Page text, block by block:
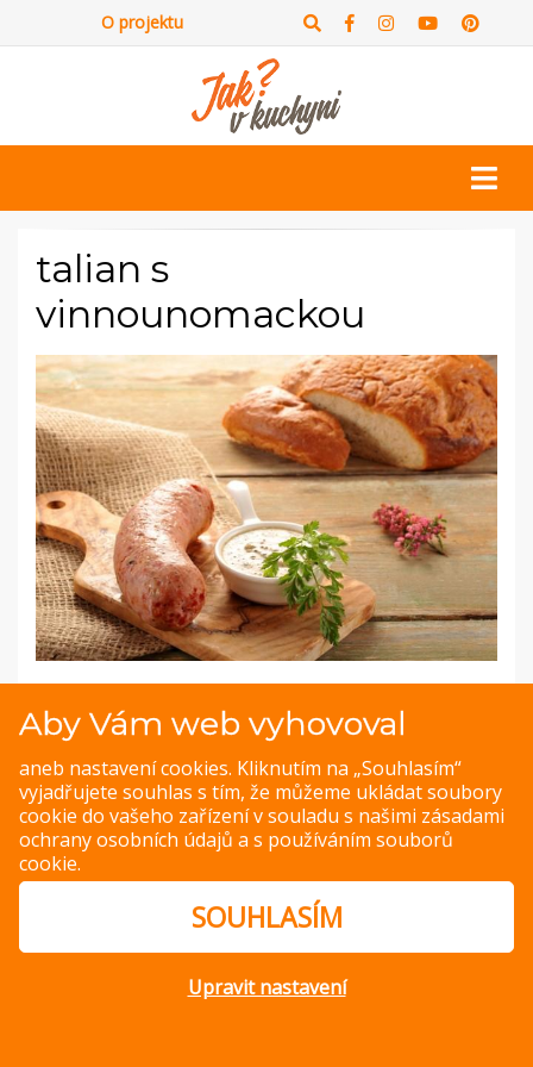
O projektu
talian s
vinnounomackou
PREVIOUS IMAGE NEXT IMAGE
© Copyright 2014 – 2026 –
Magazine WordPress Themesby DesignOrbital
Aby Vám web vyhovoval
aneb nastavení cookies. Kliknutím na „Souhlasím“
vyjadřujete souhlas s tím, že můžeme ukládat soubory
cookie do vašeho zařízení v souladu s našimi zásadami
ochrany osobních údajů a s používáním souborů
cookie.
SOUHLASÍM
Upravit nastavení